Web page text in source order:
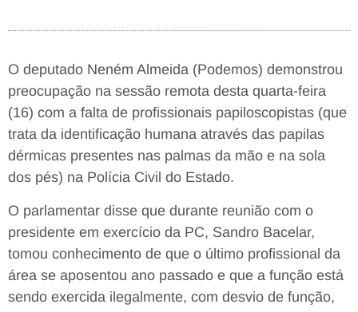
O deputado Neném Almeida (Podemos) demonstrou
preocupação na sessão remota desta quarta-feira
(16) com a falta de profissionais papiloscopistas (que
trata da identificação humana através das papilas
dérmicas presentes nas palmas da mão e na sola
dos pés) na Polícia Civil do Estado.
O parlamentar disse que durante reunião com o
presidente em exercício da PC, Sandro Bacelar,
tomou conhecimento de que o último profissional da
área se aposentou ano passado e que a função está
sendo exercida ilegalmente, com desvio de função,